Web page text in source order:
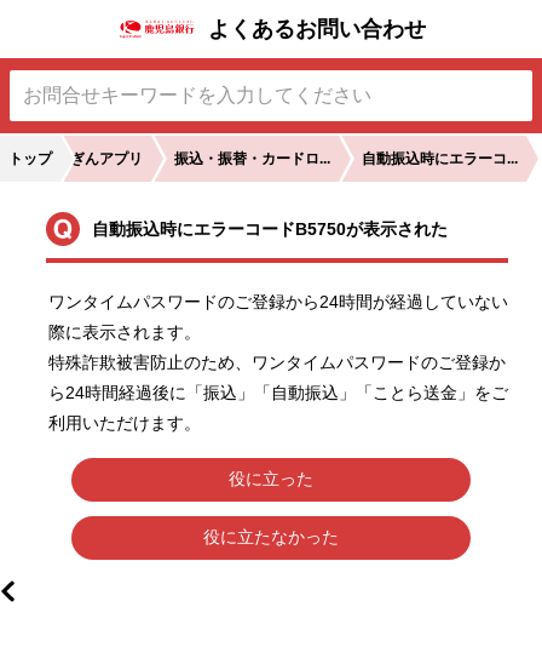
よくあるお問い合わせ
トップ かぎんアプリ 振込・振替・カードロ... 自動振込時にエラーコ...
自動振込時にエラーコードB5750が表示された
ワンタイムパスワードのご登録から24時間が経過していない
際に表示されます。
特殊詐欺被害防止のため、ワンタイムパスワードのご登録か
ら24時間経過後に「振込」「自動振込」「ことら送金」をご
利用いただけます。
役に立った
役に立たなかった